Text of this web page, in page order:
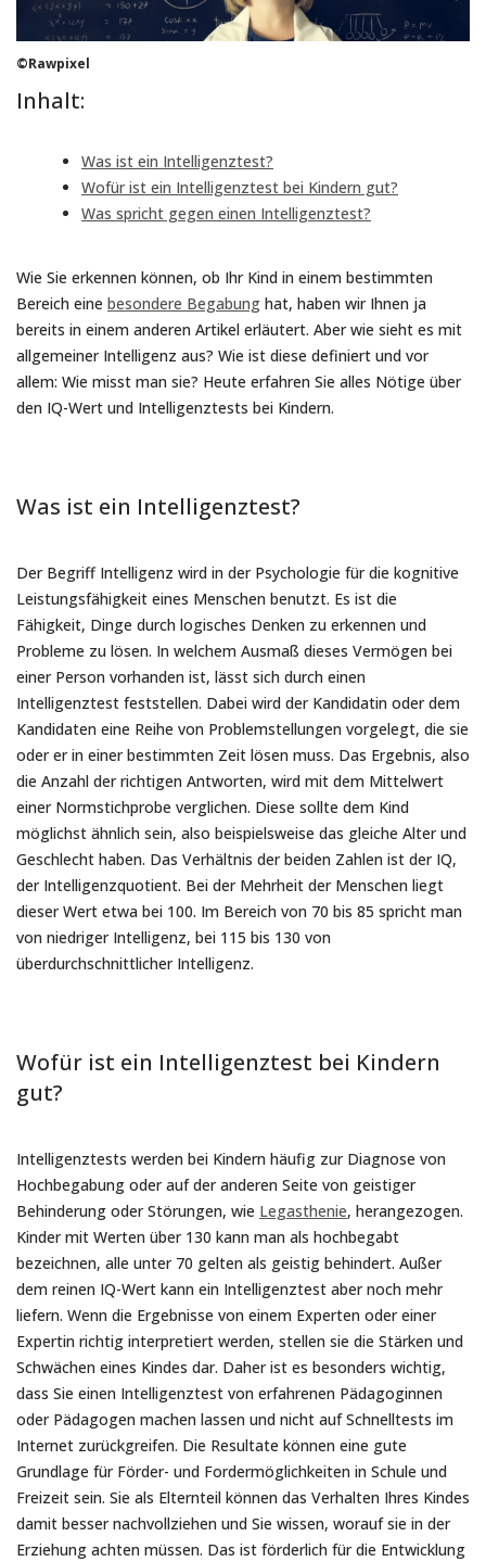
©Rawpixel
Inhalt:
Was ist ein Intelligenztest?
Wofür ist ein Intelligenztest bei Kindern gut?
Was spricht gegen einen Intelligenztest?
Wie Sie erkennen können, ob Ihr Kind in einem bestimmten
Bereich eine besondere Begabung hat, haben wir Ihnen ja
bereits in einem anderen Artikel erläutert. Aber wie sieht es mit
allgemeiner Intelligenz aus? Wie ist diese definiert und vor
allem: Wie misst man sie? Heute erfahren Sie alles Nötige über
den IQ-Wert und Intelligenztests bei Kindern.
Was ist ein Intelligenztest?
Der Begriff Intelligenz wird in der Psychologie für die kognitive
Leistungsfähigkeit eines Menschen benutzt. Es ist die
Fähigkeit, Dinge durch logisches Denken zu erkennen und
Probleme zu lösen. In welchem Ausmaß dieses Vermögen bei
einer Person vorhanden ist, lässt sich durch einen
Intelligenztest feststellen. Dabei wird der Kandidatin oder dem
Kandidaten eine Reihe von Problemstellungen vorgelegt, die sie
oder er in einer bestimmten Zeit lösen muss. Das Ergebnis, also
die Anzahl der richtigen Antworten, wird mit dem Mittelwert
einer Normstichprobe verglichen. Diese sollte dem Kind
möglichst ähnlich sein, also beispielsweise das gleiche Alter und
Geschlecht haben. Das Verhältnis der beiden Zahlen ist der IQ,
der Intelligenzquotient. Bei der Mehrheit der Menschen liegt
dieser Wert etwa bei 100. Im Bereich von 70 bis 85 spricht man
von niedriger Intelligenz, bei 115 bis 130 von
überdurchschnittlicher Intelligenz.
Wofür ist ein Intelligenztest bei Kindern
gut?
Intelligenztests werden bei Kindern häufig zur Diagnose von
Hochbegabung oder auf der anderen Seite von geistiger
Behinderung oder Störungen, wie Legasthenie, herangezogen.
Kinder mit Werten über 130 kann man als hochbegabt
bezeichnen, alle unter 70 gelten als geistig behindert. Außer
dem reinen IQ-Wert kann ein Intelligenztest aber noch mehr
liefern. Wenn die Ergebnisse von einem Experten oder einer
Expertin richtig interpretiert werden, stellen sie die Stärken und
Schwächen eines Kindes dar. Daher ist es besonders wichtig,
dass Sie einen Intelligenztest von erfahrenen Pädagoginnen
oder Pädagogen machen lassen und nicht auf Schnelltests im
Internet zurückgreifen. Die Resultate können eine gute
Grundlage für Förder- und Fordermöglichkeiten in Schule und
Freizeit sein. Sie als Elternteil können das Verhalten Ihres Kindes
damit besser nachvollziehen und Sie wissen, worauf sie in der
Erziehung achten müssen. Das ist förderlich für die Entwicklung